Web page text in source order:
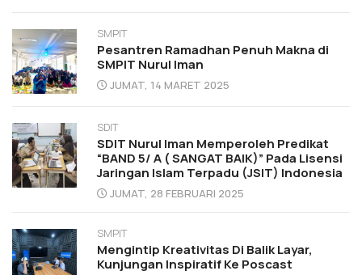
SMPIT
Pesantren Ramadhan Penuh Makna di
SMPIT Nurul Iman
JUMAT, 14 MARET 2025
SDIT
SDIT Nurul Iman Memperoleh Predikat
“BAND 5/ A ( SANGAT BAIK)” Pada Lisensi
Jaringan Islam Terpadu (JSIT) Indonesia
JUMAT, 28 FEBRUARI 2025
SMPIT
Mengintip Kreativitas Di Balik Layar,
Kunjungan Inspiratif Ke Poscast